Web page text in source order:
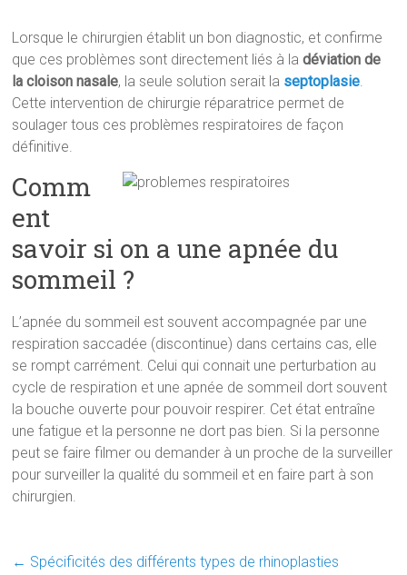
Lorsque le chirurgien établit un bon diagnostic, et confirme
que ces problèmes sont directement liés à ladéviation de
la cloison nasale, la seule solution serait la septoplasie.
Cette intervention de chirurgie réparatrice permet de
soulager tous ces problèmes respiratoires de façon
définitive.
Comm
ent
savoir si on a une apnée du
sommeil ?
L’apnée du sommeil est souvent accompagnée par une
respiration saccadée (discontinue) dans certains cas, elle
se rompt carrément. Celui qui connait une perturbation au
cycle de respiration et une apnée de sommeil dort souvent
la bouche ouverte pour pouvoir respirer. Cet état entraîne
une fatigue et la personne ne dort pas bien. Si la personne
peut se faire filmer ou demander à un proche de la surveiller
pour surveiller la qualité du sommeil et en faire part à son
chirurgien.
← Spécificités des différents types de rhinoplasties